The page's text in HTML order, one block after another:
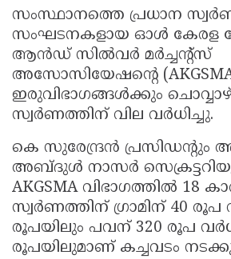
സംസ്ഥാനത്തെ പ്രധാന സ്വർണ
സംഘടനകളായ ഓൾ കേരള
ആൻഡ് സിൽവർ മർച്ചന്റ്‌സ്
അസോസിയേഷന്റെ
ഇരുവിഭാഗങ്ങൾക്കും
സ്വർണത്തിന് വില വർധിച്ചു.
കെ സുരേന്ദ്രൻ
അബ്ദുൾ നാസർ
AKGSMA വിഭാഗത്തിൽ 18
സ്വർണത്തിന് ഗ്രാമിന് 40 രൂപ
രൂപയിലും പവന് 320 രൂപ
രൂപയിലുമാണ് കച്ചവടം